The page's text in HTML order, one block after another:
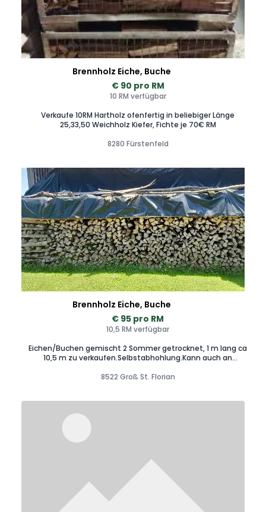
Brennholz Eiche, Buche
€ 90 pro RM
10 RM verfügbar
Verkaufe 10RM Hartholz ofenfertig in beliebiger Länge
25,33,50 Weichholz Kiefer, Fichte je 70€ RM
8280 Fürstenfeld
Brennholz Eiche, Buche
€ 95 pro RM
10,5 RM verfügbar
Eichen/Buchen gemischt 2 Sommer getrocknet, 1 m lang ca
10,5 m zu verkaufen.Selbstabhohlung.Kann auch an
8522 Groß St. Florian